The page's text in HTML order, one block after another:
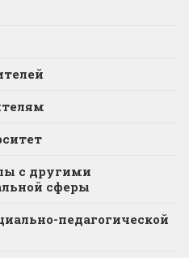
с другими
сферы
педагогической